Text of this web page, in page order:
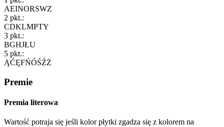
AEINORSWZ
2 pkt.:
CDKLMPTY
3 pkt.:
BGHJŁU
5 pkt.:
ĄĆĘFŃÓŚŹŻ
Premie
Premia literowa
Wartość potraja się jeśli kolor płytki zgadza się z kolorem na